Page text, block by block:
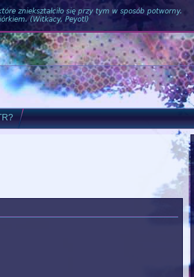
zniekształciło się przy tym w sposób potworny.
(Witkacy, Peyotl)